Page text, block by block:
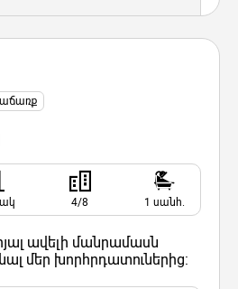
4/8 1 սանհ.
ավելի մանրամասն
մեր խորհրդատուներից: